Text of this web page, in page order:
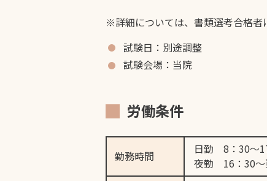
※詳細については、書類選考合格者
試験日：別途調整
試験会場：当院
労働条件
勤務時間
日勤 8：30～
夜勤 16：30